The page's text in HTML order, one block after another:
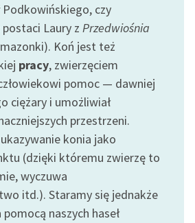
Podkowińskiego, czy
Laury z Przedwiośnia
Koń jest też
pracy, zwierzęciem
pomoc — dawniej
ciężary i umożliwiał
przestrzeni.
konia jako
(dzięki któremu zwierzę to
wyczuwa
itd.). Staramy się jednakże
naszych haseł